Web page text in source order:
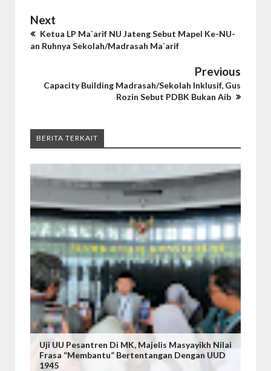
Next
Ketua LP Ma`arif NU Jateng Sebut Mapel Ke-NU-
an Ruhnya Sekolah/Madrasah Ma`arif
Previous
Capacity Building Madrasah/Sekolah Inklusif, Gus
Rozin Sebut PDBK Bukan Aib
BERITA TERKAIT
Uji UU Pesantren Di MK, Majelis Masyayikh Nilai
Frasa “Membantu” Bertentangan Dengan UUD
1945